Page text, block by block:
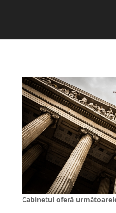
Cabinetul oferă